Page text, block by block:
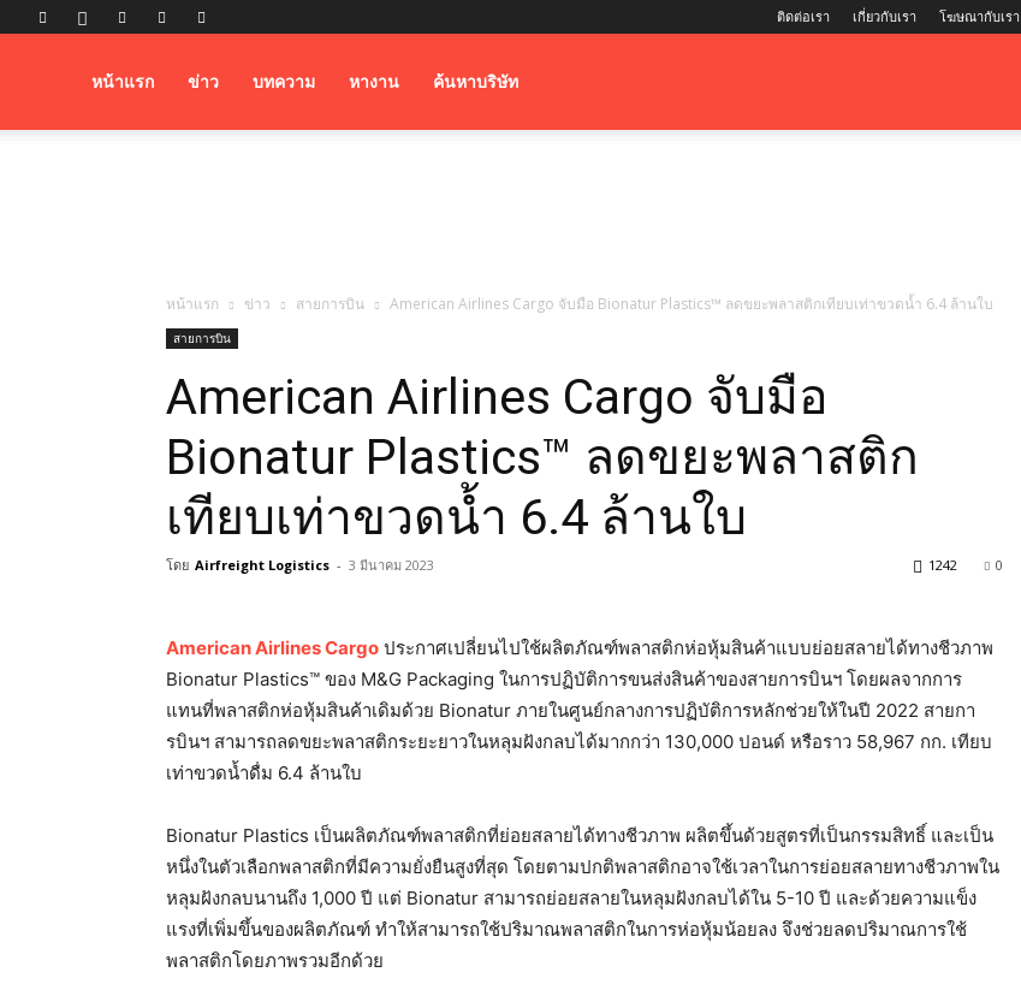
ติดต่อเรา เกี่ยวกับเรา โฆษณากับเรา
Airfreightหน้าแรก ข่าว บทความ หางาน ค้นหาบริษัท
หน้าแรก ข่าว สายการบิน American Airlines Cargo จับมือ Bionatur Plastics™ ลดขยะพลาสติกเทียบเท่าขวดน้ำ 6.4 ล้านใบ
สายการบิน
American Airlines Cargo จับมือ
Bionatur Plastics™ ลดขยะพลาสติก
เทียบเท่าขวดน้ำ 6.4 ล้านใบ
โดย Airfreight Logistics - 3 มีนาคม 2023 0
1242
American Airlines Cargo ประกาศเปลี่ยนไปใช้ผลิตภัณฑ์พลาสติกห่อหุ้มสินค้าแบบย่อยสลายได้ทางชีวภาพ
Bionatur Plastics™ ของ M&G Packaging ในการปฏิบัติการขนส่งสินค้าของสายการบินฯ โดยผลจากการ
แทนที่พลาสติกห่อหุ้มสินค้าเดิมด้วย Bionatur ภายในศูนย์กลางการปฏิบัติการหลักช่วยให้ในปี 2022 สายกา
รบินฯ สามารถลดขยะพลาสติกระยะยาวในหลุมฝังกลบได้มากกว่า 130,000 ปอนด์ หรือราว 58,967 กก. เทียบ
เท่าขวดน้ำดื่ม 6.4 ล้านใบ
Bionatur Plastics เป็นผลิตภัณฑ์พลาสติกที่ย่อยสลายได้ทางชีวภาพ ผลิตขึ้นด้วยสูตรที่เป็นกรรมสิทธิ์ และเป็น
หนึ่งในตัวเลือกพลาสติกที่มีความยั่งยืนสูงที่สุด โดยตามปกติพลาสติกอาจใช้เวลาในการย่อยสลายทางชีวภาพใน
หลุมฝังกลบนานถึง 1,000 ปี แต่ Bionatur สามารถย่อยสลายในหลุมฝังกลบได้ใน 5-10 ปี และด้วยความแข็ง
แรงที่เพิ่มขึ้นของผลิตภัณฑ์ ทำให้สามารถใช้ปริมาณพลาสติกในการห่อหุ้มน้อยลง จึงช่วยลดปริมาณการใช้
พลาสติกโดยภาพรวมอีกด้วย